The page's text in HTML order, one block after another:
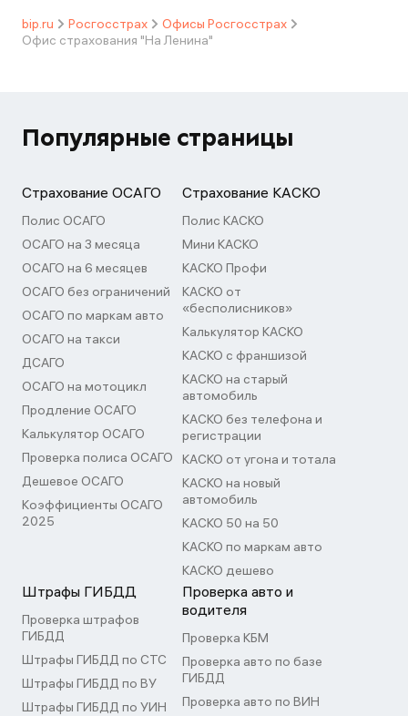
bip.ru Росгосстрах
Офисы Росгосстрах
Офис страхования "На Ленина"
Популярные страницы
Страхование ОСАГО
Полис ОСАГО
ОСАГО на 3 месяца
ОСАГО на 6 месяцев
ОСАГО без ограничений
ОСАГО по маркам авто
ОСАГО на такси
ДСАГО
ОСАГО на мотоцикл
Продление ОСАГО
Калькулятор ОСАГО
Проверка полиса ОСАГО
Дешевое ОСАГО
Коэффициенты ОСАГО
2025
Страхование КАСКО
Полис КАСКО
Мини КАСКО
КАСКО Профи
КАСКО от
«бесполисников»
Калькулятор КАСКО
КАСКО с франшизой
КАСКО на старый
автомобиль
КАСКО без телефона и
регистрации
КАСКО от угона и тотала
КАСКО на новый
автомобиль
КАСКО 50 на 50
КАСКО по маркам авто
КАСКО дешево
Штрафы ГИБДД
Проверка штрафов
ГИБДД
Штрафы ГИБДД по СТС
Штрафы ГИБДД по ВУ
Штрафы ГИБДД по УИН
Проверка авто и
водителя
Проверка КБМ
Проверка авто по базе
ГИБДД
Проверка авто по ВИН